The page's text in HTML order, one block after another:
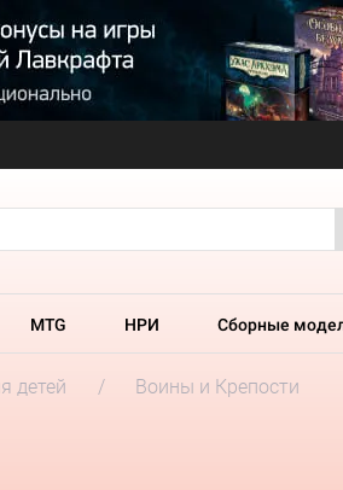
MTG НРИ Сборные
детей Воины и Крепости